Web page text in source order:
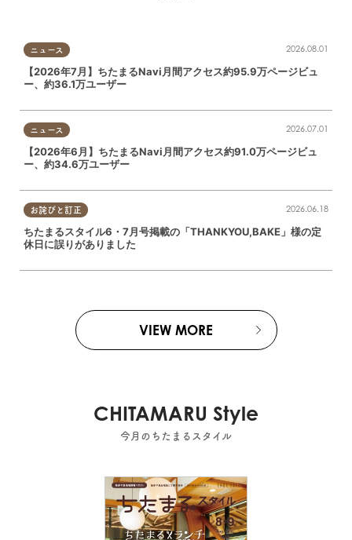
ニュース 2026.08.01
【2026年7月】ちたまるNavi月間アクセス約95.9万ページビュ
ー、約36.1万ユーザー
ニュース 2026.07.01
【2026年6月】ちたまるNavi月間アクセス約91.0万ページビュ
ー、約34.6万ユーザー
お詫びと訂正 2026.06.18
ちたまるスタイル6・7月号掲載の「THANKYOU,BAKE」様の定
休日に誤りがありました
VIEW MORE
CHITAMARU Style
今月のちたまるスタイル